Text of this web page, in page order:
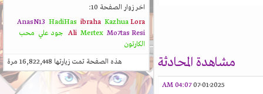
مشاهدة المحادثة
07-01-2025
04:07 AM
اخر زوار الصفحة 10:
AnasN13
HadiHas ibraha KazhuaLora
Ali
Mertex Mo7tasResi جود علي
محب
الكارتون
هذه الصفحة تمت زيارتها16,822,448مرة